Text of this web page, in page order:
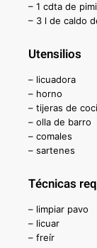
– 1 cdta de
– 3 l de caldo
Utensilios
– licuadora
– horno
– tijeras de
– olla de barro
– comales
– sartenes
Técnicas
– limpiar pavo
– licuar
– freír